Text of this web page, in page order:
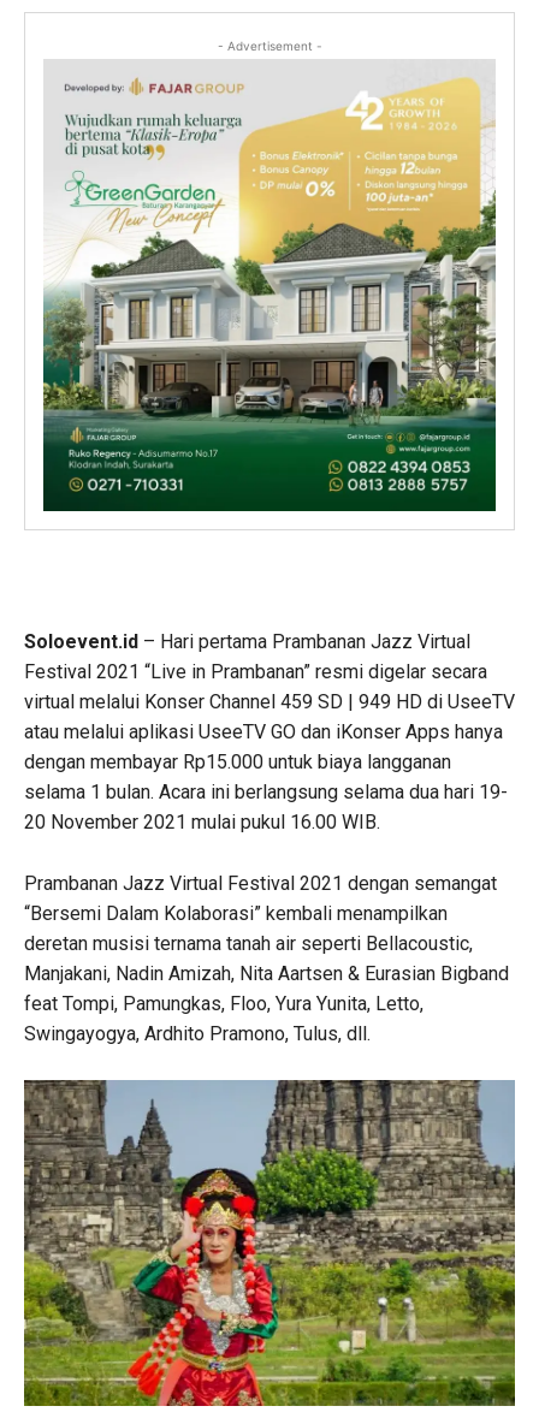
- Advertisement -
Soloevent.id – Hari pertama Prambanan Jazz Virtual
Festival 2021 “Live in Prambanan” resmi digelar secara
virtual melalui Konser Channel 459 SD | 949 HD di UseeTV
atau melalui aplikasi UseeTV GO dan iKonser Apps hanya
dengan membayar Rp15.000 untuk biaya langganan
selama 1 bulan. Acara ini berlangsung selama dua hari 19-
20 November 2021 mulai pukul 16.00 WIB.
Prambanan Jazz Virtual Festival 2021 dengan semangat
“Bersemi Dalam Kolaborasi” kembali menampilkan
deretan musisi ternama tanah air seperti Bellacoustic,
Manjakani, Nadin Amizah, Nita Aartsen & Eurasian Bigband
feat Tompi, Pamungkas, Floo, Yura Yunita, Letto,
Swingayogya, Ardhito Pramono, Tulus, dll.